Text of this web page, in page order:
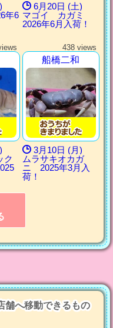
年6
6月20日 (土)
マゴイ カガミ
2026年6月入荷！
ク
438 views
船橋二和
3月10日 (月)
ムラサキオカガ
ニ 2025年3月入
荷！
舗へ移動できるもの